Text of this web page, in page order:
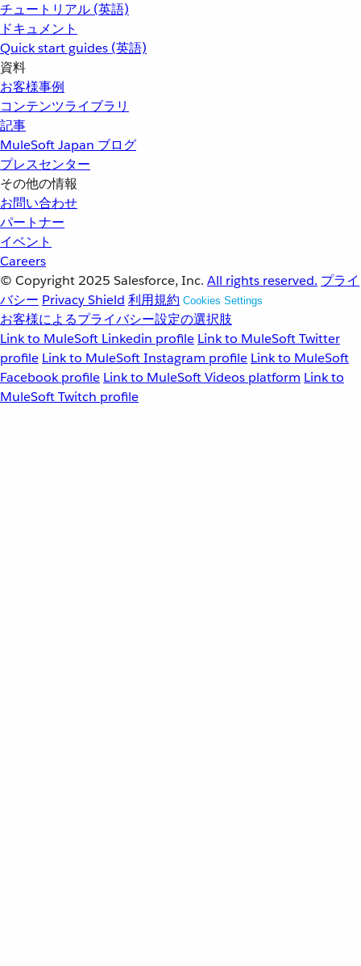
チュートリアル (英語)
ドキュメント
Quick start guides (英語)
資料
お客様事例
コンテンツライブラリ
記事
MuleSoft Japan ブログ
プレスセンター
その他の情報
お問い合わせ
パートナー
イベント
Careers
© Copyright 2025 Salesforce, Inc. All rights reserved. プライ
バシー Privacy Shield 利用規約 Cookies Settings
お客様によるプライバシー設定の選択肢
Link to MuleSoft Linkedin profile Link to MuleSoft Twitter
profile Link to MuleSoft Instagram profile Link to MuleSoft
Facebook profile Link to MuleSoft Videos platform Link to
MuleSoft Twitch profile